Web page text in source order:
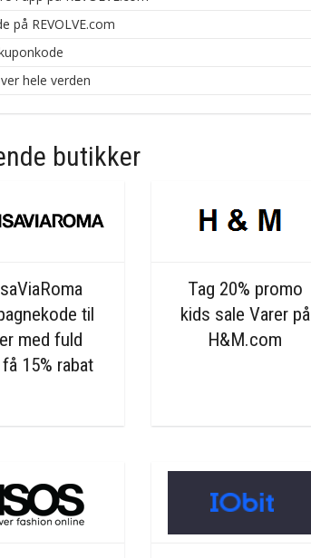
på REVOLVE.com
hele verden
butikker
til
med fuld
15% rabat
Tag 20% promo
kids sale Varer på
H&M.com